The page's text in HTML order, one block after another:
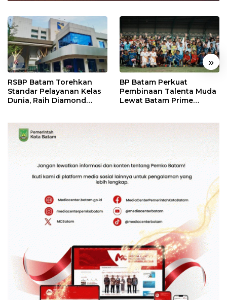
« »
RSBP Batam Torehkan
Standar Pelayanan Kelas
Dunia, Raih Diamond
BP Batam Perkuat
Pembinaan Talenta Muda
Lewat Batam Prime